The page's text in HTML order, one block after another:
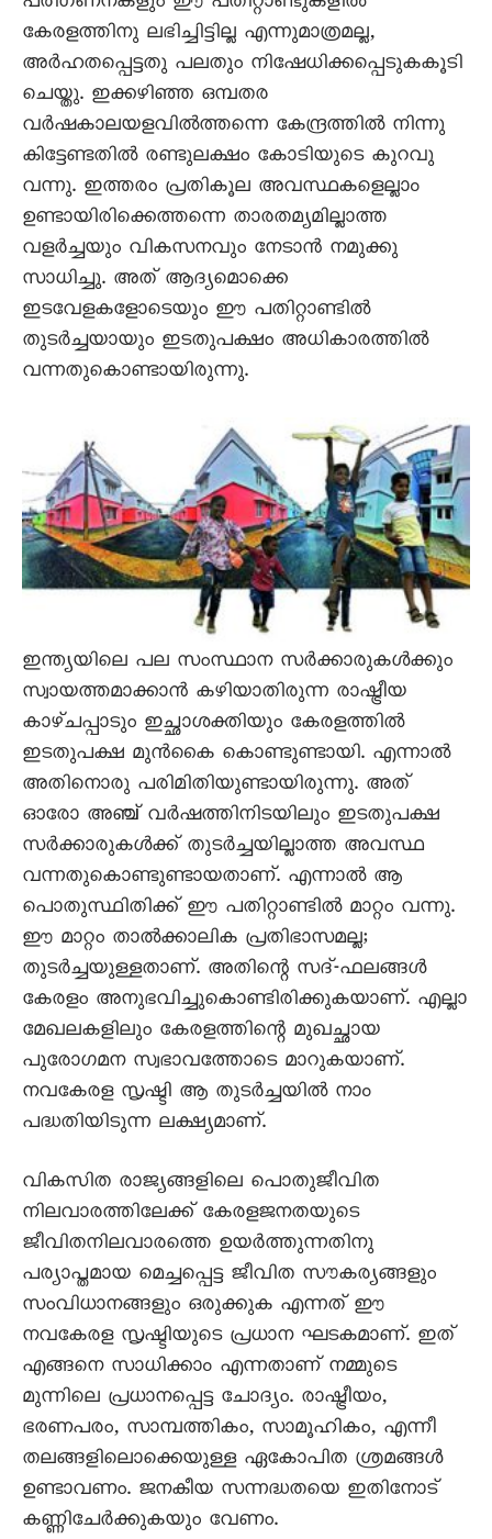
കേരളത്തിനു ലഭിച്ചിട്ടില്ല എന്നുമാത്രമല്ല,
അർഹതപ്പെട്ടതു പലതും നിഷേധിക്കപ്പെടുകകൂടി
ചെയ്തു. ഇക്കഴിഞ്ഞ ഒമ്പതര
വർഷകാലയളവിൽത്തന്നെ കേന്ദ്രത്തിൽ നിന്നു
കിട്ടേണ്ടതിൽ രണ്ടുലക്ഷം കോടിയുടെ കുറവു
വന്നു. ഇത്തരം പ്രതികൂല അവസ്ഥകളെല്ലാം
ഉണ്ടായിരിക്കെത്തന്നെ താരതമ്യമില്ലാത്ത
വളർച്ചയും വികസനവും നേടാൻ നമുക്കു
സാധിച്ചു. അത് ആദ്യമൊക്കെ
ഇടവേളകളോടെയും ഈ പതിറ്റാണ്ടിൽ
തുടർച്ചയായും ഇടതുപക്ഷം അധികാരത്തിൽ
വന്നതുകൊണ്ടായിരുന്നു.
ഇന്ത്യയിലെ പല സംസ്ഥാന സർക്കാരുകൾക്കും
സ്വായത്തമാക്കാൻ കഴിയാതിരുന്ന രാഷ്ട്രീയ
കാഴ്ചപ്പാടും ഇച്ഛാശക്തിയും കേരളത്തിൽ
ഇടതുപക്ഷ മുൻകൈ കൊണ്ടുണ്ടായി. എന്നാൽ
അതിനൊരു പരിമിതിയുണ്ടായിരുന്നു. അത്
ഓരോ അഞ്ച് വർഷത്തിനിടയിലും ഇടതുപക്ഷ
സർക്കാരുകൾക്ക് തുടർച്ചയില്ലാത്ത അവസ്ഥ
വന്നതുകൊണ്ടുണ്ടായതാണ്. എന്നാൽ ആ
പൊതുസ്ഥിതിക്ക് ഈ പതിറ്റാണ്ടിൽ മാറ്റം വന്നു.
ഈ മാറ്റം താൽക്കാലിക പ്രതിഭാസമല്ല;
തുടർച്ചയുള്ളതാണ്. അതിന്റെ സദ്-ഫലങ്ങൾ
കേരളം അനുഭവിച്ചുകൊണ്ടിരിക്കുകയാണ്. എല്ലാ
മേഖലകളിലും കേരളത്തിന്റെ മുഖച്ഛായ
പുരോഗമന സ്വഭാവത്തോടെ മാറുകയാണ്.
നവകേരള സൃഷ്ടി ആ തുടർച്ചയിൽ നാം
പദ്ധതിയിടുന്ന ലക്ഷ്യമാണ്.
വികസിത രാജ്യങ്ങളിലെ പൊതുജീവിത
നിലവാരത്തിലേക്ക് കേരളജനതയുടെ
ജീവിതനിലവാരത്തെ ഉയർത്തുന്നതിനു
പര്യാപ്തമായ മെച്ചപ്പെട്ട ജീവിത സൗകര്യങ്ങളും
സംവിധാനങ്ങളും ഒരുക്കുക എന്നത് ഈ
നവകേരള സൃഷ്ടിയുടെ പ്രധാന ഘടകമാണ്. ഇത്
എങ്ങനെ സാധിക്കാം എന്നതാണ് നമ്മുടെ
മുന്നിലെ പ്രധാനപ്പെട്ട ചോദ്യം. രാഷ്ട്രീയം,
ഭരണപരം, സാമ്പത്തികം, സാമൂഹികം, എന്നീ
തലങ്ങളിലൊക്കെയുള്ള ഏകോപിത ശ്രമങ്ങൾ
ഉണ്ടാവണം. ജനകീയ സന്നദ്ധതയെ ഇതിനോട്
കണ്ണിചേർക്കുകയും വേണം.